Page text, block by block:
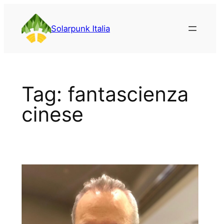
contenuto
Solarpunk Italia
Tag: fantascienza
cinese